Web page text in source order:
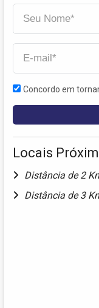
Concordo em
Locais
Distância de 2
Distância de 3